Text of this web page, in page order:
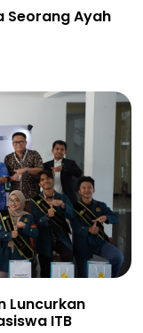
Seorang Ayah
Luncurkan
ITB